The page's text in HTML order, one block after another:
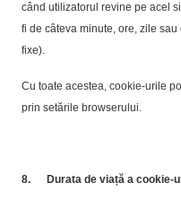
când utilizatorul revine pe acel
fi de câteva minute, ore, zile
fixe).
Cu toate acestea, cookie-urile
prin setările browserului.
8. Durata de viață a cookie-